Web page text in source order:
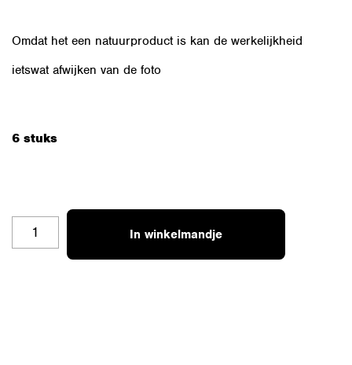
Omdat het een natuurproduct is kan de werkelijkheid
ietswat afwijken van de foto
6 stuks
OZSET-
GOUD-
In winkelmandje